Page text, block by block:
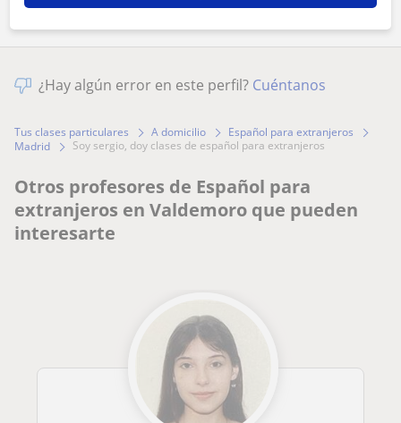
¿Hay algún error en este perfil? Cuéntanos
Tus clases particulares A domicilio
Español para extranjeros
Madrid
soy sergio, doy clases de español para extranjeros
Otros profesores de Español para
extranjeros en Valdemoro que pueden
interesarte